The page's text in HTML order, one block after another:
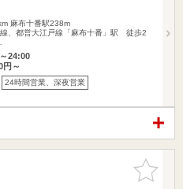
麻布十番駅238m
、都営大江戸線「麻布十番」駅 徒歩2
24:00
円～
24時間営業、深夜営業
お気に入
りに追加